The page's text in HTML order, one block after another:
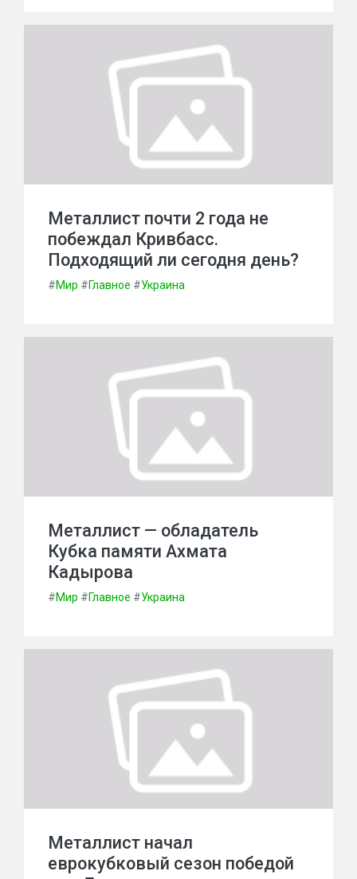
Металлист почти 2 года не
побеждал Кривбасс.
Подходящий ли сегодня день?
#Мир #Главное #Украина
Металлист — обладатель
Кубка памяти Ахмата
Кадырова
#Мир #Главное #Украина
Металлист начал
еврокубковый сезон победой